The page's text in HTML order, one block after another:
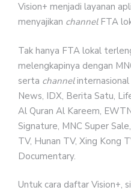
Vision+ menjadi layanan
menyajikan channelFTA
Tak hanya FTA lokal
melengkapinya dengan
serta channel
News, IDX, Berita Satu,
Al Quran Al Kareem,
Signature, MNC Super
TV, Hunan TV, Xing Kong
Documentary.
Untuk cara daftar Vision+,